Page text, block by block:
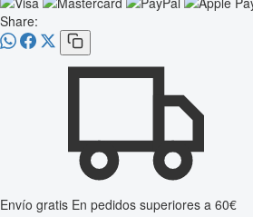
Share:
Envío gratis En pedidos superiores a 60€